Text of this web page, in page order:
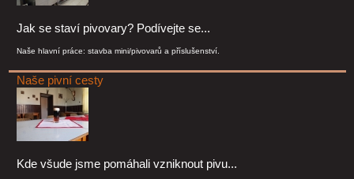
Jak se staví pivovary? Podívejte se...
Naše hlavní práce: stavba mini/pivovarů a příslušenství.
Naše pivní cesty
Kde všude jsme pomáhali vzniknout pivu...